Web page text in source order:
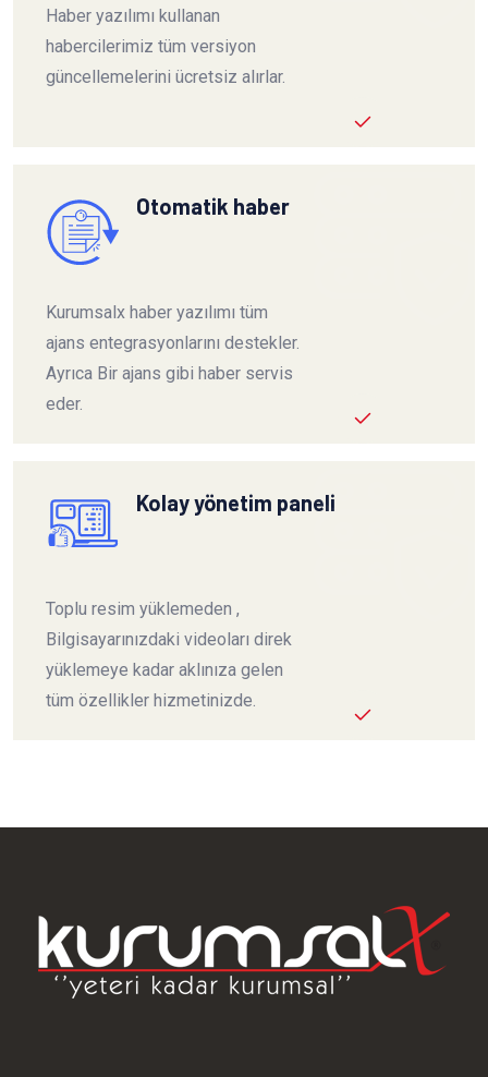
Haber yazılımı kullanan
habercilerimiz tüm versiyon
güncellemelerini ücretsiz alırlar.
Otomatik haber
Kurumsalx haber yazılımı tüm
ajans entegrasyonlarını destekler.
Ayrıca Bir ajans gibi haber servis
eder.
Kolay yönetim paneli
Toplu resim yüklemeden ,
Bilgisayarınızdaki videoları direk
yüklemeye kadar aklınıza gelen
tüm özellikler hizmetinizde.